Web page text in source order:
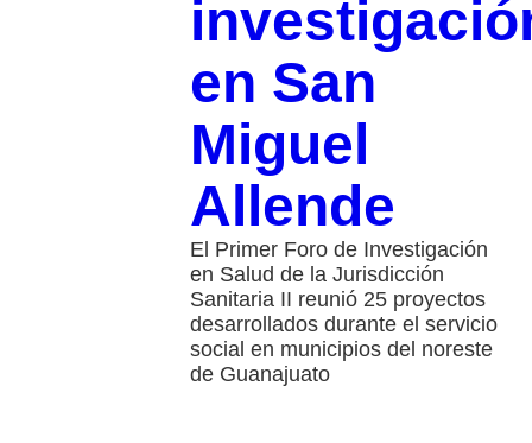
en San
Miguel
Allende
El Primer Foro de Investigación
en Salud de la Jurisdicción
Sanitaria II reunió 25 proyectos
desarrollados durante el servicio
social en municipios del noreste
de Guanajuato